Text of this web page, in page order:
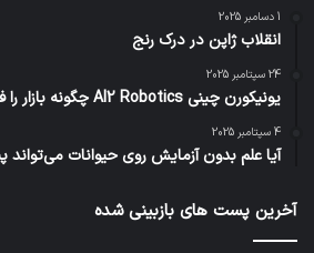
1 دسامبر 2025
انقلاب ژاپن در درک رنج
24 سپتامبر 2025
یونیکورن چینی AI2 Robotics چگونه بازار را فتح می‌کند
4 سپتامبر 2025
آیا علم بدون آزمایش روی حیوانات می‌تواند
آخرین پست های بازبینی شده